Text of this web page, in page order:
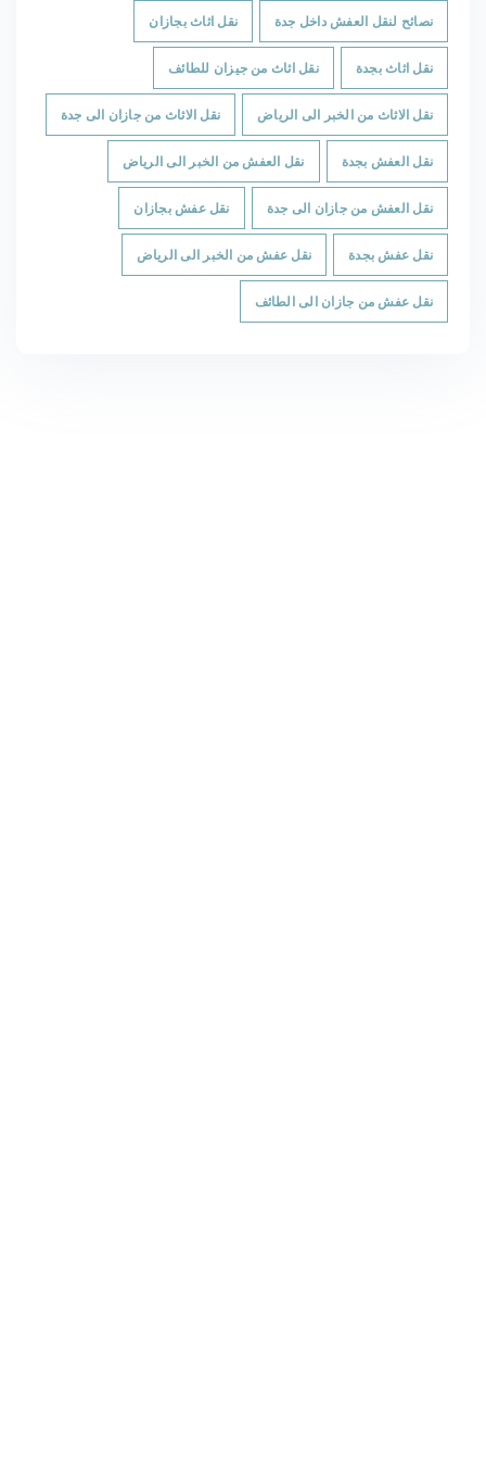
نصائح لنقل العفش داخل جدة نقل اثاث بجازان
نقل اثاث بجدة نقل اثاث من جيزان للطائف
نقل الاثاث من الخبر الى الرياض نقل الاثاث من جازان الى جدة
نقل العفش بجدة نقل العفش من الخبر الى الرياض
نقل العفش من جازان الى جدة نقل عفش بجازان
نقل عفش بجدة نقل عفش من الخبر الى الرياض
نقل عفش من جازان الى الطائف